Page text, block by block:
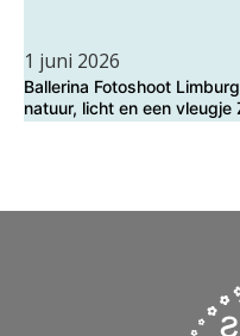
1 juni 2026
Ballerina Fotoshoot
natuur, licht en een vleugje